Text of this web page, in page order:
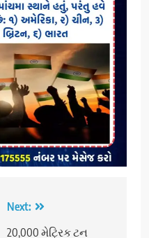
Next:
20,000 મેટ્રિક ટન